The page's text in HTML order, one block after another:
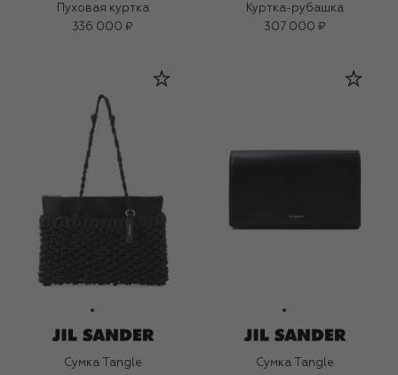
Пуховая куртка
336 000 ₽
Куртка-рубашка
307 000 ₽
Сумка Tangle
Сумка Tangle